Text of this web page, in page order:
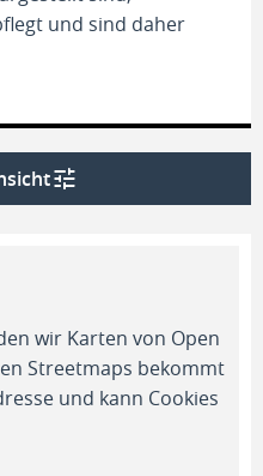
und sind daher
wir Karten von Open
Streetmaps bekommt
und kann Cookies